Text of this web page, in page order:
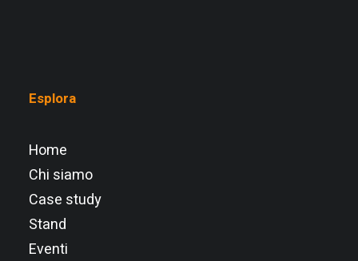
Esplora
Home
Chi siamo
Case study
Stand
Eventi